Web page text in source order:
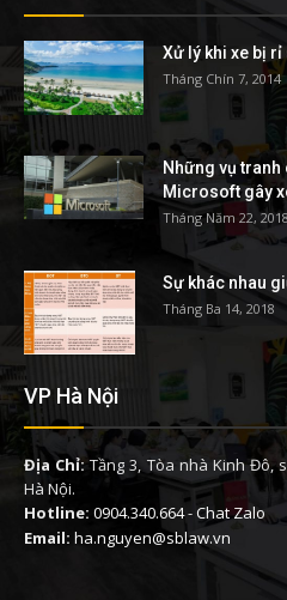
Xử lý khi xe bị
Tháng Chín 7, 2014
Những vụ tranh
Microsoft gây
Tháng Năm 22, 2018
Sự khác nhau
Tháng Ba 14, 2018
VP Hà Nội
Địa Chỉ: Tầng 3, Tòa nhà Kinh Đô,
Hà Nội.
Hotline: 0904.340.664-Chat Zalo
Email: ha.nguyen@sblaw.vn